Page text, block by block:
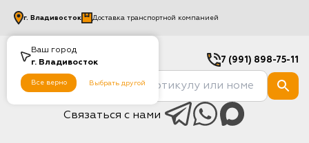
Ваш город
г. Владивосток
Все верно Выбрать другой
г. Владивосток Доставка транспортной компанией
7 (991) 898-75-11
Связаться с нами